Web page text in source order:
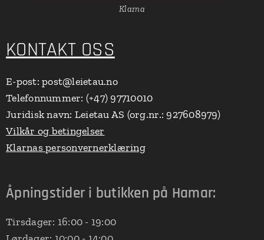
Klarna
KONTAKT OSS
E-post: post@leietau.no
Telefonnummer: (+47) 97710010
Juridisk navn: Leietau AS (org.nr.: 927608979)
Vilkår og betingelser
Klarnas personvernerklæring
Åpningstider i butikken på Hamar:
Tirsdager: 16:00 - 19:00